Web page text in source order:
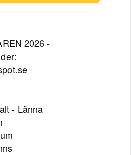
2026 -
- Länna